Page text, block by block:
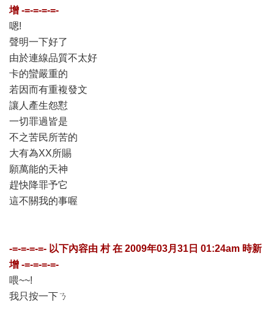
增 -=-=-=-=-
嗯!
聲明一下好了
由於連線品質不太好
卡的蠻嚴重的
若因而有重複發文
讓人產生怨懟
一切罪過皆是
不之苦民所苦的
大有為XX所賜
願萬能的天神
趕快降罪予它
這不關我的事喔
-=-=-=-=- 以下內容由村在 2009年03月31日 01:24am 時新
增 -=-=-=-=-
喂~~!
我只按一下ㄋ